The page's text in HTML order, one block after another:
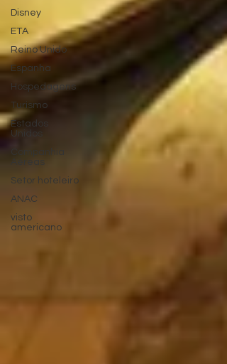
Disney
ETA
Reino Unido
Espanha
Hospedagens
Turismo
Estados
Unidos
Companhia
Setor hoteleiro
ANAC
visto
americano